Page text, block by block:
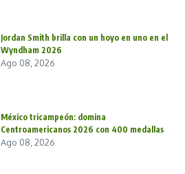
Jordan Smith brilla con un hoyo en uno en el
Wyndham 2026
Ago 08, 2026
México tricampeón: domina
Centroamericanos 2026 con 400 medallas
Ago 08, 2026